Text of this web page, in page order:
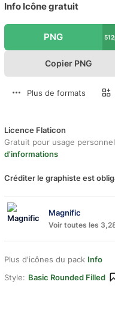
Info Icône gratuit
PNG
Copier PNG
Plus de formats
Licence Flaticon
Gratuit pour usage
d'informations
Créditer le graphiste est
Magnific
Voir toutes les
Plus d'icônes du pack Info
Style: Basic Rounded Filled